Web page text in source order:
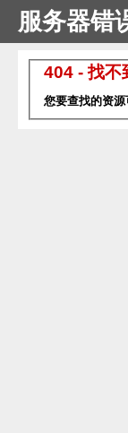
服务器错
404 - 找不
您要查找的资源